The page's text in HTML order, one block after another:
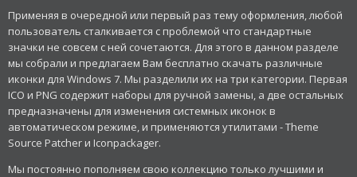
Применяя в очередной или первый раз тему оформления, любой
пользователь сталкивается с проблемой что стандартные
значки не совсем с ней сочетаются. Для этого в данном разделе
мы собрали и предлагаем Вам бесплатно скачать различные
иконки для Windows 7. Мы разделили их на три категории. Первая
ICO и PNG содержит наборы для ручной замены, а две остальных
предназначены для изменения системных иконок в
автоматическом режиме, и применяются утилитами - Theme
Source Patcher и Iconpackager.
Мы постоянно пополняем свою коллекцию только лучшими и